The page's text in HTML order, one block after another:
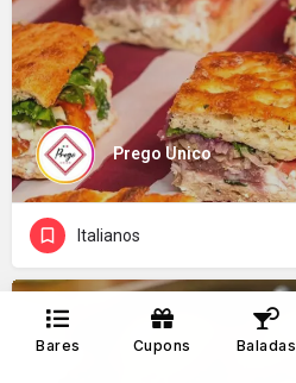
Prego Unico
Italianos
Bares Cupons Baladas